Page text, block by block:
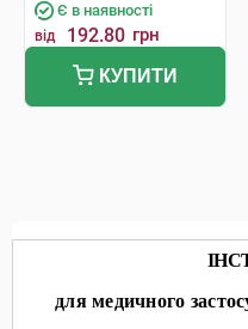
Є в наявності
від 192.80 грн
КУПИТИ